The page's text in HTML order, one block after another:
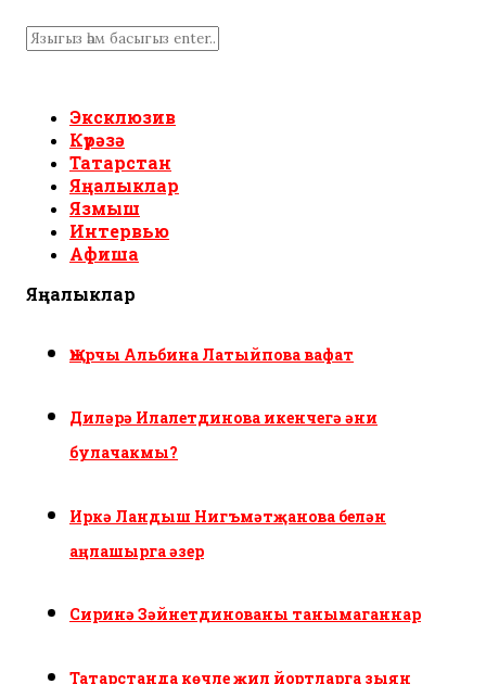
Эксклюзив
Күрәзә
Татарстан
Яңалыклар
Язмыш
Интервью
Афиша
Яңалыклар
Җырчы Альбина Латыйпова вафат
Диләрә Илалетдинова икенчегә әни
булачакмы?
Иркә Ландыш Нигъмәтҗанова белән
аңлашырга әзер
Сиринә Зәйнетдинованы танымаганнар
Татарстанда көчле җил йортларга зыян